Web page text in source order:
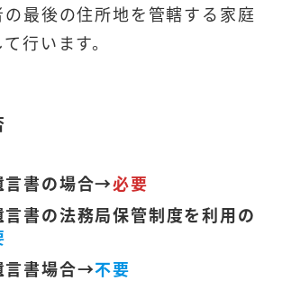
最後の住所地を管轄する家庭
行います。
言書の場合→必要
言書の法務局保管制度を利用の
言書場合→不要